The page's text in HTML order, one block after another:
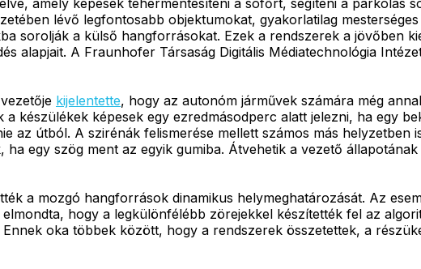
lévő legfontosabb objektumokat, gyakorlatilag
sorolják a külső hangforrásokat. Ezek a rendszerek a jövőben
alapjait. A Fraunhofer Társaság Digitális Médiatechnológia
kijelentette, hogy az autonóm járművek számára még
készülékek képesek egy ezredmásodperc alatt jelezni, ha egy
az útból. A szirénák felismerése mellett számos más helyzetben
egy szög ment az egyik gumiba. Átvehetik a vezető
a mozgó hangforrások dinamikus helymeghatározását. Az
hogy a legkülönfélébb zörejekkel készítették fel az
oka többek között, hogy a rendszerek összetettek, a